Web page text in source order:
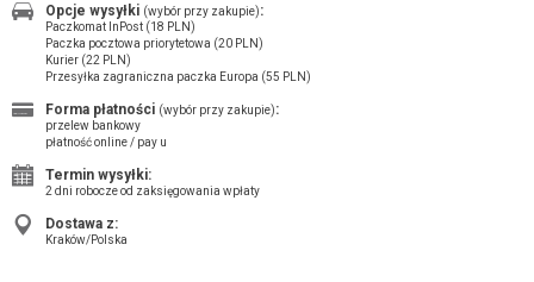
Opcje wysyłki (wybór przy zakupie):
Paczkomat InPost (18 PLN)
Paczka pocztowa priorytetowa (20 PLN)
Kurier (22 PLN)
Przesyłka zagraniczna paczka Europa (55 PLN)
Forma płatności (wybór przy zakupie):
przelew bankowy
płatność online / pay u
Termin wysyłki:
2 dni robocze od zaksięgowania wpłaty
Dostawa z:
Kraków/Polska